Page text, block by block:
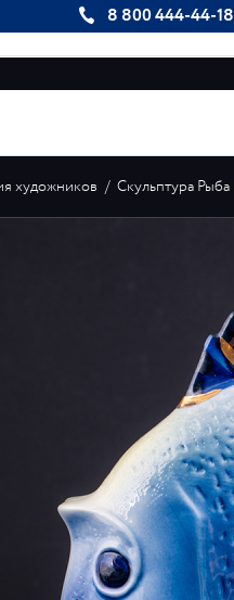
8 800 444-44-18
художников / Скульптура